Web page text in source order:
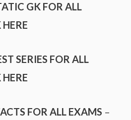
GK FOR ALL
SERIES FOR ALL
FOR ALL EXAMS –